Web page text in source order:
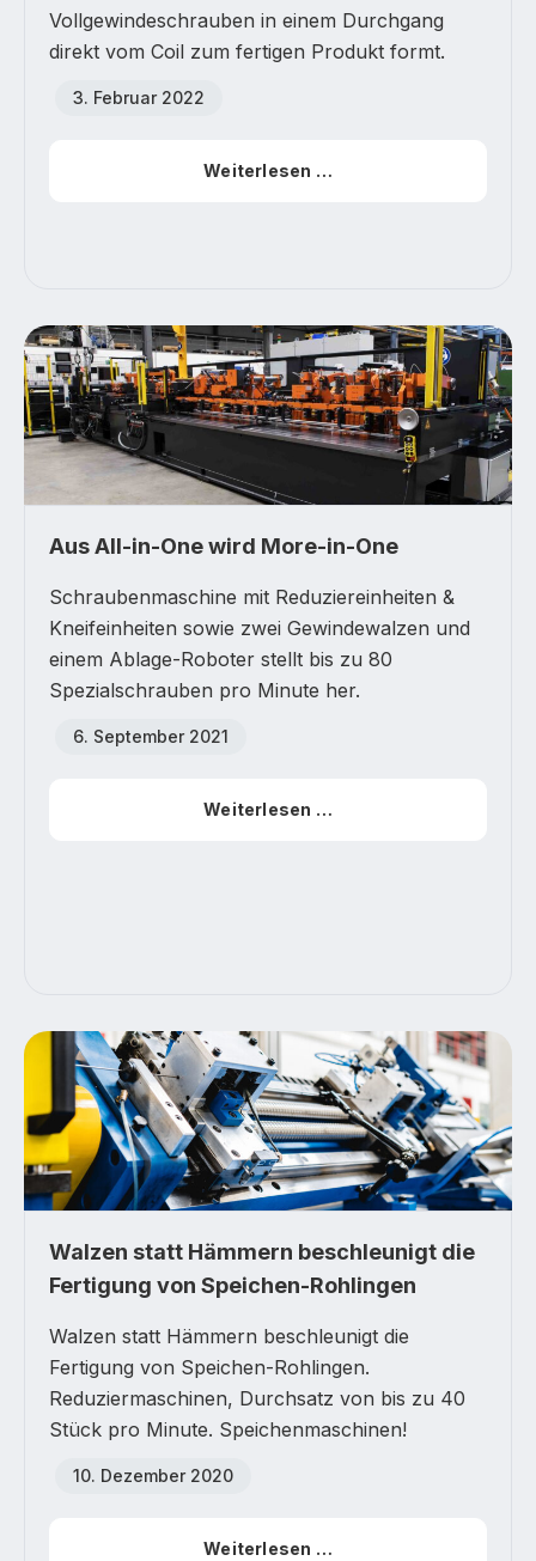
Vollgewindeschrauben in einem Durchgang
direkt vom Coil zum fertigen Produkt formt.
3. Februar 2022
Weiterlesen …
Aus All-in-One wird More-in-One
Schraubenmaschine mit Reduziereinheiten &
Kneifeinheiten sowie zwei Gewindewalzen und
einem Ablage-Roboter stellt bis zu 80
Spezialschrauben pro Minute her.
6. September 2021
Weiterlesen …
Walzen statt Hämmern beschleunigt die
Fertigung von Speichen-Rohlingen
Walzen statt Hämmern beschleunigt die
Fertigung von Speichen-Rohlingen.
Reduziermaschinen, Durchsatz von bis zu 40
Stück pro Minute. Speichenmaschinen!
10. Dezember 2020
Weiterlesen …